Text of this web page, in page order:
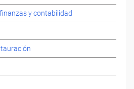
y contabilidad